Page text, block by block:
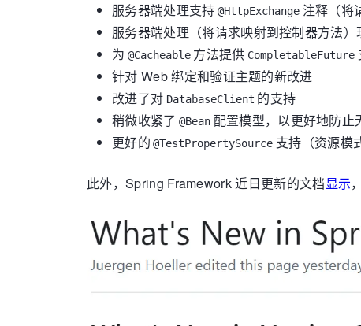
服务器端处理支持 @HttpExchange 注释（将
服务器端处理（将请求映射到控制器方法
为 @Cacheable 方法提供 CompletableFuture
针对 Web 绑定和验证主题的新改进
改进了对 DatabaseClient 的支持
稍微收紧了 @Bean 配置模型，以更好地防止
更好的 @TestPropertySource 支持（资源模
此外，Spring Framework 近日更新的文档显示